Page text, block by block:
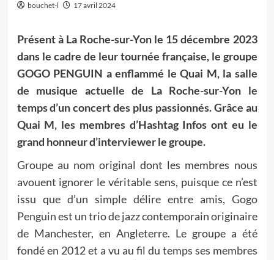
bouchet-l 17 avril 2024
Présent à La Roche-sur-Yon le 15 décembre 2023
dans le cadre de leur tournée française, le groupe
GOGO PENGUIN a enflammé le Quai M, la salle
de musique actuelle de La Roche-sur-Yon le
temps d’un concert des plus passionnés. Grâce au
Quai M, les membres d’Hashtag Infos ont eu le
grand honneur d’interviewer le groupe.
Groupe au nom original dont les membres nous
avouent ignorer le véritable sens, puisque ce n’est
issu que d’un simple délire entre amis, Gogo
Penguinest un trio de jazz contemporain originaire
de Manchester, en Angleterre. Le groupe a été
fondé en 2012 et a vu au fil du temps ses membres